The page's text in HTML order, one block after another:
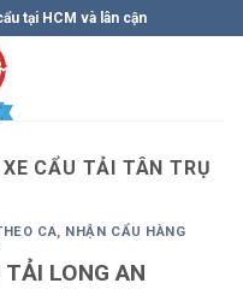
tại HCM và lân cận
CẨU TẢI TÂN TRỤ
CA, NHẬN CẨU HÀNG
LONG AN